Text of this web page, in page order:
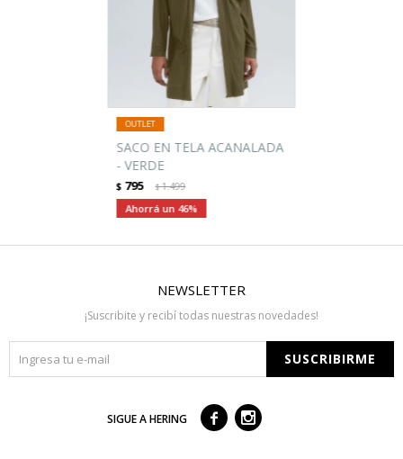
SACO EN TELA ACANALADA
- VERDE
$ 795 $1.499
46
NEWSLETTER
¡Suscribite y recibí todas nuestras novedades!
SUSCRIBIRME
SIGUE A HERING  